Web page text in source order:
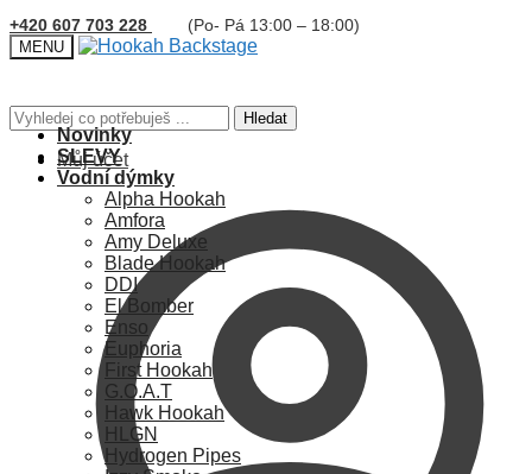
+420 607 703 228
(Po- Pá 13:00 – 18:00)
MENU
Hledat: Hledat
Můj účet
Novinky
SLEVY
Vodní dýmky
Alpha Hookah
Amfora
Amy Deluxe
Blade Hookah
DDI
El Bomber
Enso
Euphoria
First Hookah
G.O.A.T
Hawk Hookah
HLGN
Hydrogen Pipes